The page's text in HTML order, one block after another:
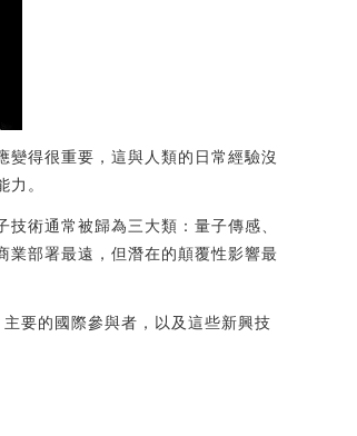
得很重要，這與人類的日常經驗沒
。
術通常被歸為三大類：量子傳感、
業部署最遠，但潛在的顛覆性影響最
要的國際參與者，以及這些新興技